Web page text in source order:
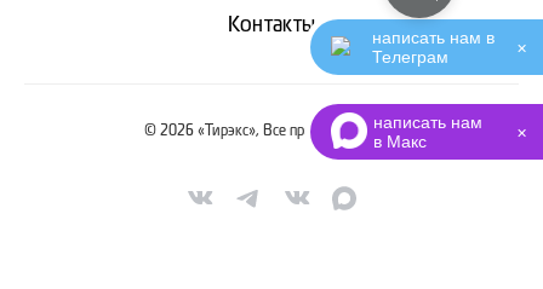
написать нам
в Макс
✕
написать нам в
Телеграм
✕
Контакты
© 2026 «Тирэкс», Все права защищены